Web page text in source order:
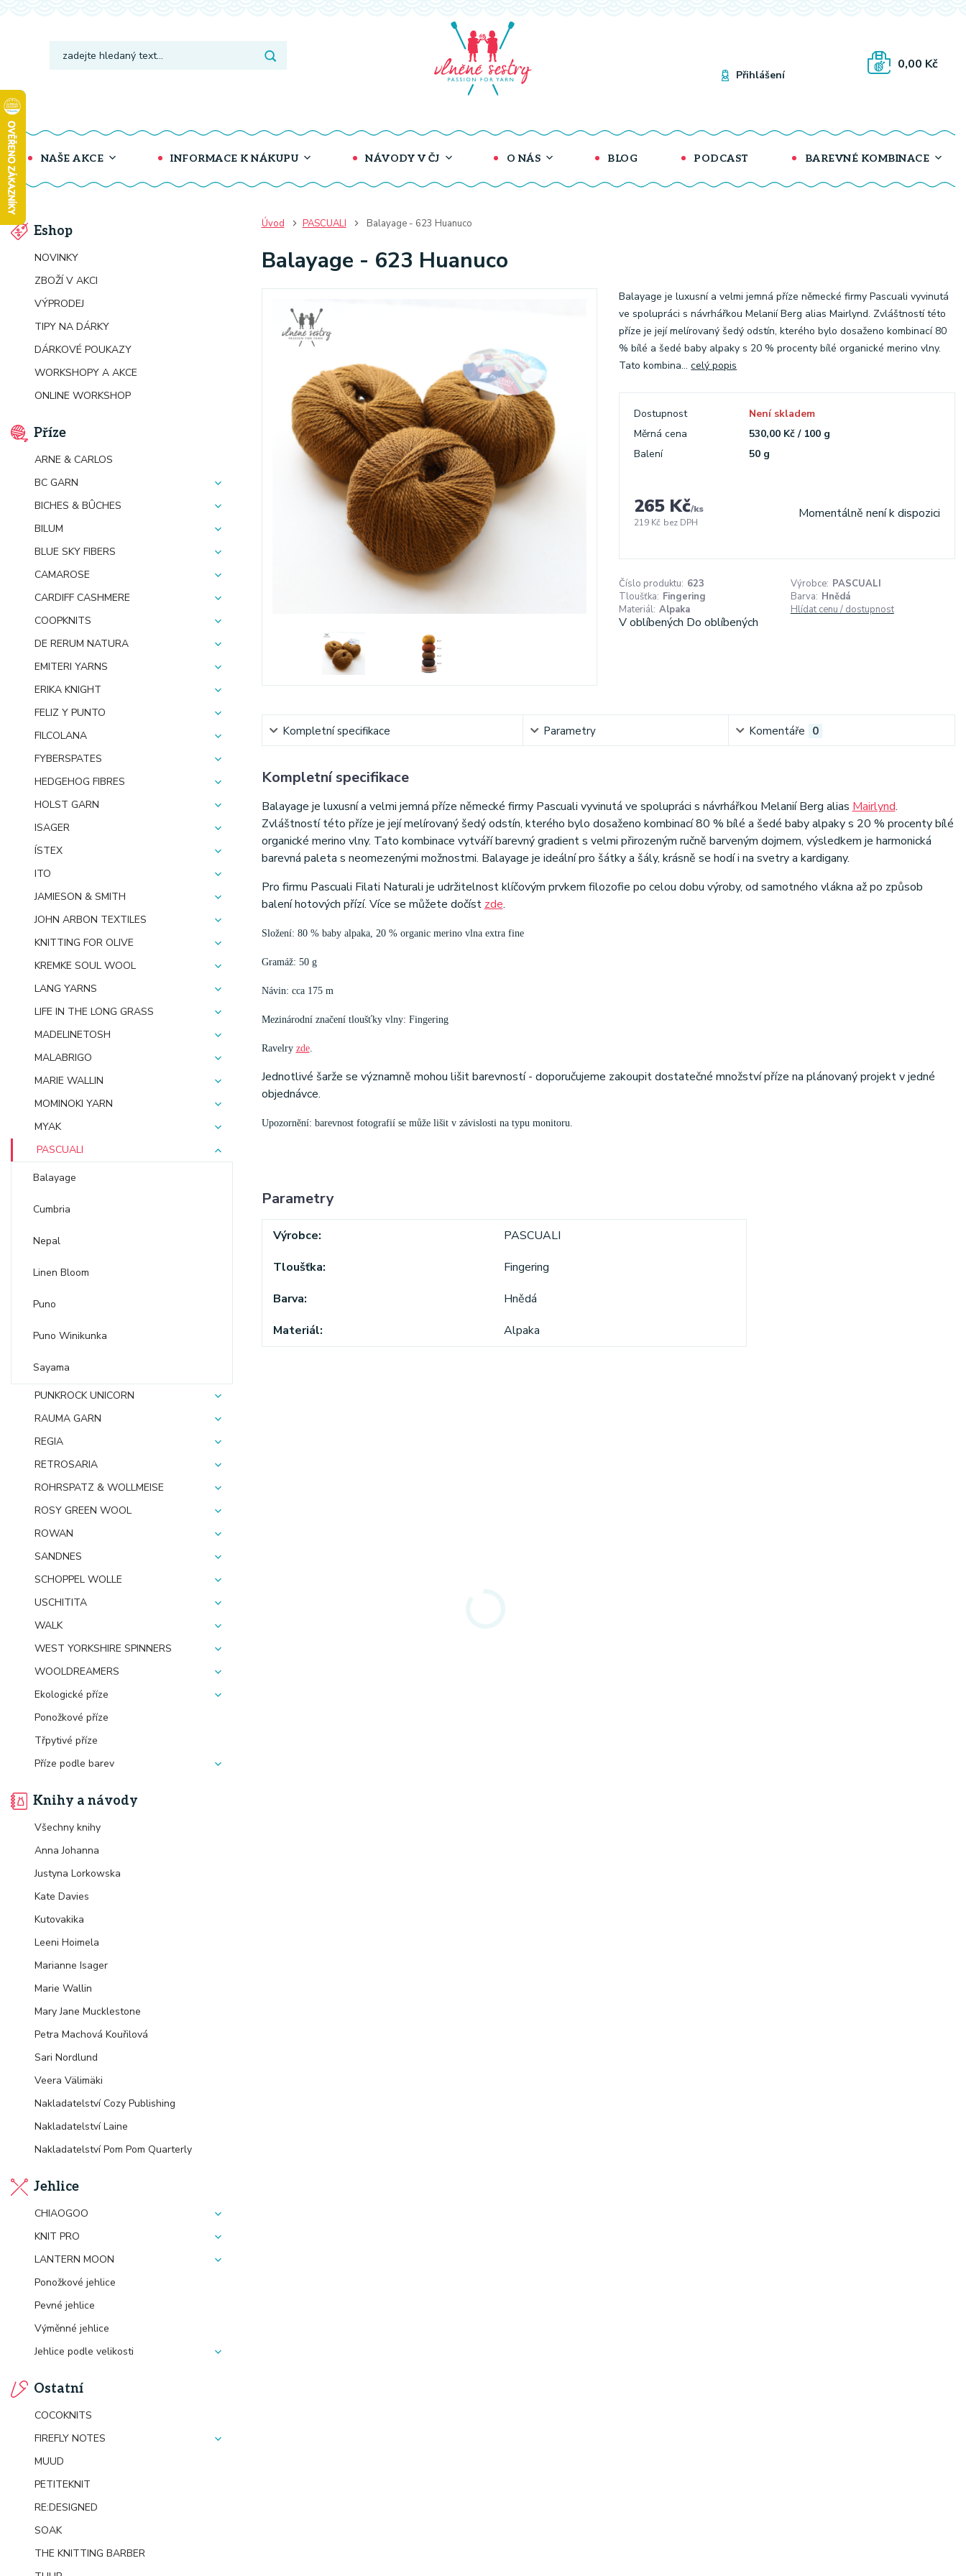
NAŠE AKCE INFORMACE K NÁKUPU NÁVODY V ČJ O NÁS BLOG PODCAST BAREVNÉ KOMBINACE
Přihlášení
0,00 Kč
Eshop
NOVINKY
ZBOŽÍ V AKCI
VÝPRODEJ
TIPY NA DÁRKY
DÁRKOVÉ POUKAZY
WORKSHOPY A AKCE
ONLINE WORKSHOP
Příze
ARNE & CARLOS
BC GARN
BICHES & BÛCHES
BILUM
BLUE SKY FIBERS
CAMAROSE
CARDIFF CASHMERE
COOPKNITS
DE RERUM NATURA
EMITERI YARNS
ERIKA KNIGHT
FELIZ Y PUNTO
FILCOLANA
FYBERSPATES
HEDGEHOG FIBRES
HOLST GARN
ISAGER
ÍSTEX
ITO
JAMIESON & SMITH
JOHN ARBON TEXTILES
KNITTING FOR OLIVE
KREMKE SOUL WOOL
LANG YARNS
LIFE IN THE LONG GRASS
MADELINETOSH
MALABRIGO
MARIE WALLIN
MOMINOKI YARN
MYAK
PASCUALI
Balayage
Cumbria
Nepal
Linen Bloom
Puno
Puno Winikunka
Sayama
PUNKROCK UNICORN
RAUMA GARN
REGIA
RETROSARIA
ROHRSPATZ & WOLLMEISE
ROSY GREEN WOOL
ROWAN
SANDNES
SCHOPPEL WOLLE
USCHITITA
WALK
WEST YORKSHIRE SPINNERS
WOOLDREAMERS
Ekologické příze
Ponožkové příze
Třpytivé příze
Příze podle barev
Knihy a návody
Všechny knihy
Anna Johanna
Justyna Lorkowska
Kate Davies
Kutovakika
Leeni Hoimela
Marianne Isager
Marie Wallin
Mary Jane Mucklestone
Petra Machová Kouřilová
Sari Nordlund
Veera Välimäki
Nakladatelství Cozy Publishing
Nakladatelství Laine
Nakladatelství Pom Pom Quarterly
Jehlice
CHIAOGOO
KNIT PRO
LANTERN MOON
Ponožkové jehlice
Pevné jehlice
Výměnné jehlice
Jehlice podle velikosti
Ostatní
COCOKNITS
FIREFLY NOTES
MUUD
PETITEKNIT
RE:DESIGNED
SOAK
THE KNITTING BARBER
Úvod PASCUALI Balayage - 623 Huanuco
Balayage - 623 Huanuco
Balayage je luxusní a velmi jemná příze německé firmy Pascuali vyvinutá
ve spolupráci s návrhářkou Melanií Berg alias Mairlynd. Zvláštností této
příze je její melírovaný šedý odstín, kterého bylo dosaženo kombinací 80
% bílé a šedé baby alpaky s 20 % procenty bílé organické merino vlny.
Tato kombina...celý popis
Dostupnost
Není skladem
Měrná cena
530,00 Kč / 100 g
Balení
50 g
265 Kč/ks
219 Kč bez DPH
Momentálně není k dispozici
Číslo produktu: 623 Výrobce: PASCUALI
Tloušťka: Fingering Barva: Hnědá
Materiál: Alpaka Hlídat cenu / dostupnost
V oblíbených Do oblíbených
Kompletní specifikace Parametry Komentáře 0
Kompletní specifikace
Balayage je luxusní a velmi jemná příze německé firmy Pascuali vyvinutá ve spolupráci s návrhářkou Melanií Berg alias Mairlynd.
Zvláštností této příze je její melírovaný šedý odstín, kterého bylo dosaženo kombinací 80 % bílé a šedé baby alpaky s 20 % procenty bílé
organické merino vlny. Tato kombinace vytváří barevný gradient s velmi přirozeným ručně barveným dojmem, výsledkem je harmonická
barevná paleta s neomezenými možnostmi. Balayage je ideální pro šátky a šály, krásně se hodí i na svetry a kardigany.
Pro firmu Pascuali Filati Naturali je udržitelnost klíčovým prvkem filozofie po celou dobu výroby, od samotného vlákna až po způsob
balení hotových přízí. Více se můžete dočíst zde.
Složení: 80 % baby alpaka, 20 % organic merino vlna extra fine
Gramáž: 50 g
Návin: cca 175 m
Mezinárodní značení tloušťky vlny: Fingering
Ravelry zde.
Jednotlivé šarže se významně mohou lišit barevností - doporučujeme zakoupit dostatečné množství příze na plánovaný projekt v jedné
objednávce.
Upozornění: barevnost fotografií se může lišit v závislosti na typu monitoru.
Parametry
Výrobce
PASCUALI
Tloušťka
Fingering
Barva
Hnědá
Materiál
Alpaka